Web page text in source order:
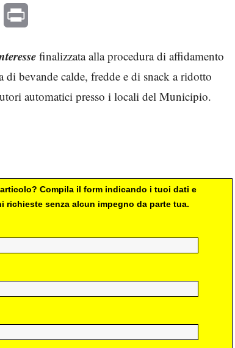
Reddit
finalizzata alla procedura di affidamento
bevande calde, fredde e di snack a ridotto
automatici presso i locali del Municipio.
Compila il form indicando i tuoi dati e
senza alcun impegno da parte tua.